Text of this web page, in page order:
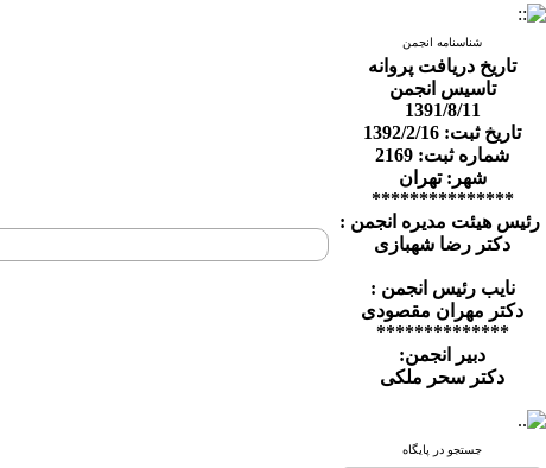
شناسنامه انجمن
تاریخ دریافت پروانه
تاسیس انجمن
1391/8/11
تاریخ ثبت: 1392/2/16
شماره ثبت: 2169
شهر: تهران
***************
رئیس هیئت مدیره انجمن :
دکتر رضا شهبازی
نایب رئیس انجمن :
دکتر مهران مقصودی
**************
دبیر انجمن:
دکتر سحر ملکی
جستجو در پایگاه